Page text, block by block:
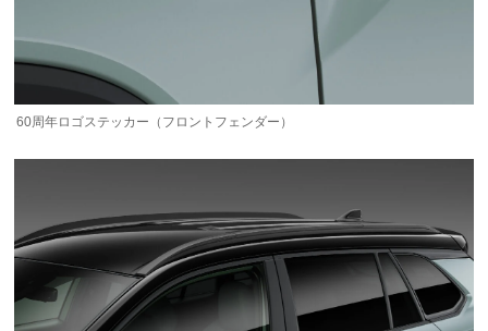
60周年ロゴステッカー（フロントフェンダー）